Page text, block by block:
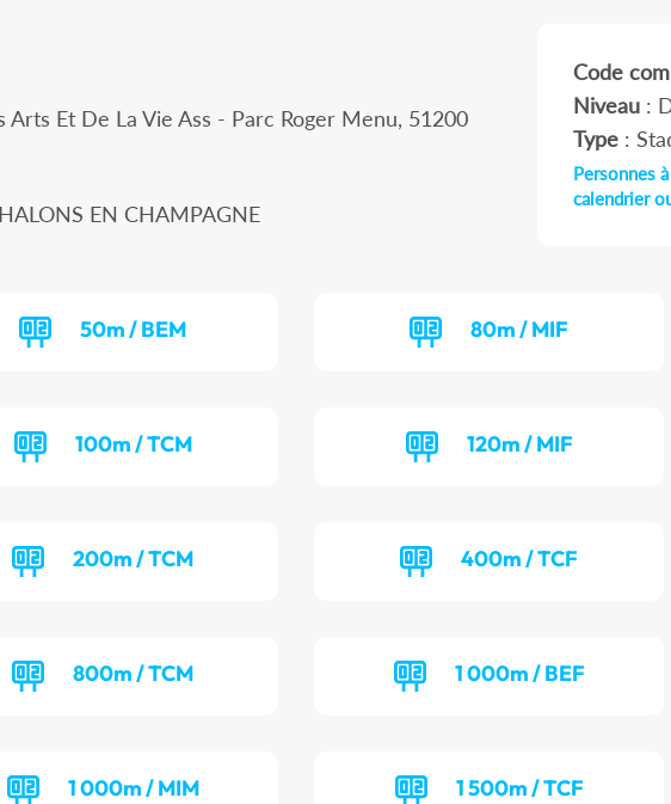
Et De La Vie Ass - Parc Roger Menu, 51200
EN CHAMPAGNE
Code
Niveau:
Type:
Personnes
calendrier
50m / BEM 80m / MIF
100m / TCM 120m / MIF
200m / TCM 400m / TCF
800m / TCM 1 000m / BEF
1 000m / MIM 1 500m / TCF